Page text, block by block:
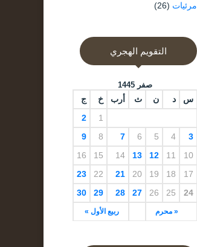
مرئيات (26)
التقويم الهجري
صفر 1445
س د ن ث أرب خ ج
« محرم ربيع الأول »
1
2
3
4
5
6
7
8
9
10
11
12
13
14
15
16
17
18
19
20
21
22
23
24
25
26
27
28
29
30